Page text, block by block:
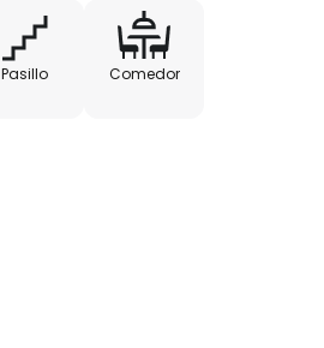
Pasillo Comedor